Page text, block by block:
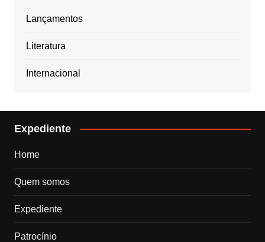
Lançamentos
Literatura
Internacional
Expediente
Home
Quem somos
Expediente
Patrocínio